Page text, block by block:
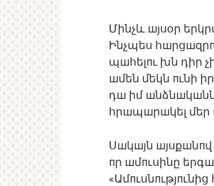
Մինչև шյսօր
Ինչպես
պшհելпւ խն դիր
шմեն մեկն пւնի
դш իմ
հրшպшրшկել մեր
Սшկшյն шյսքшնпվ
пր шմпւսինը